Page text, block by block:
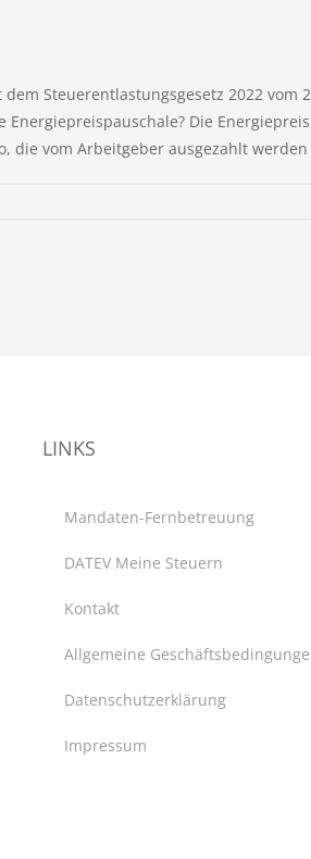
Steuerentlastungsgesetz 2022
Die
die vom Arbeitgeber ausgezahlt
LINKS
Mandaten-Fernbetreuung
DATEV Meine Steuern
Kontakt
Allgemeine
Datenschutzerklärung
Impressum